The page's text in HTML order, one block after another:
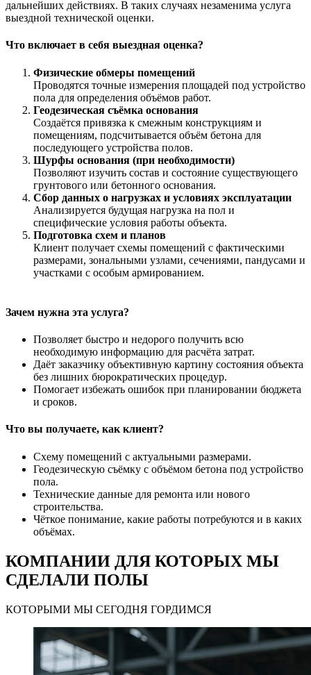
дальнейших действиях. В таких случаях незаменима услуга
выездной технической оценки.
Что включает в себя выездная оценка?
Физические обмеры помещений
Проводятся точные измерения площадей под устройство
пола для определения объёмов работ.
Геодезическая съёмка основания
Создаётся привязка к смежным конструкциям и
помещениям, подсчитывается объём бетона для
последующего устройства полов.
Шурфы основания (при необходимости)
Позволяют изучить состав и состояние существующего
грунтового или бетонного основания.
Сбор данных о нагрузках и условиях эксплуатации
Анализируется будущая нагрузка на пол и
специфические условия работы объекта.
Подготовка схем и планов
Клиент получает схемы помещений с фактическими
размерами, зональными узлами, сечениями, пандусами и
участками с особым армированием.
Зачем нужна эта услуга?
Позволяет быстро и недорого получить всю
необходимую информацию для расчёта затрат.
Даёт заказчику объективную картину состояния объекта
без лишних бюрократических процедур.
Помогает избежать ошибок при планировании бюджета
и сроков.
Что вы получаете, как клиент?
Схему помещений с актуальными размерами.
Геодезическую съёмку с объёмом бетона под устройство
пола.
Технические данные для ремонта или нового
строительства.
Чёткое понимание, какие работы потребуются и в каких
объёмах.
КОМПАНИИ ДЛЯ КОТОРЫХ МЫ
СДЕЛАЛИ ПОЛЫ
КОТОРЫМИ МЫ СЕГОДНЯ ГОРДИМСЯ